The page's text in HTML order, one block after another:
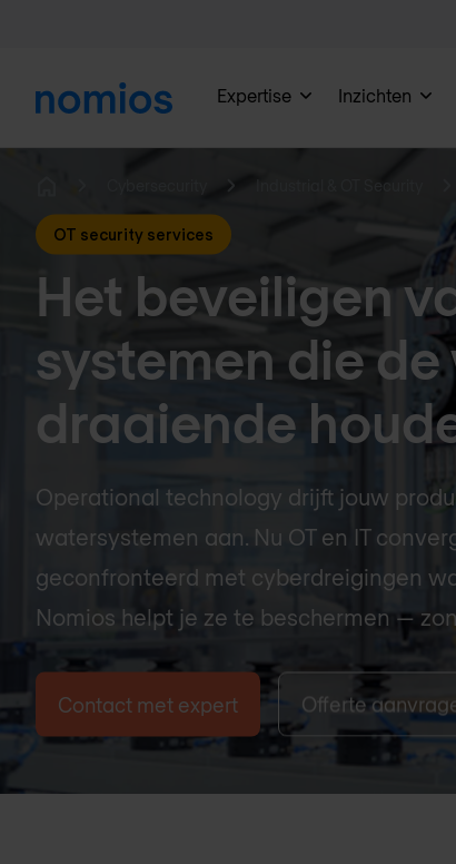
Expertise Inzichten
Industrial & OT Security
OT security services
Het beveiligen
systemen die
draaiende
Operational technology drijft jouw
watersystemen aan. Nu OT en IT
geconfronteerd met cyberdreigingen
Nomios helpt je ze te beschermen —
Contact met expert Offerte